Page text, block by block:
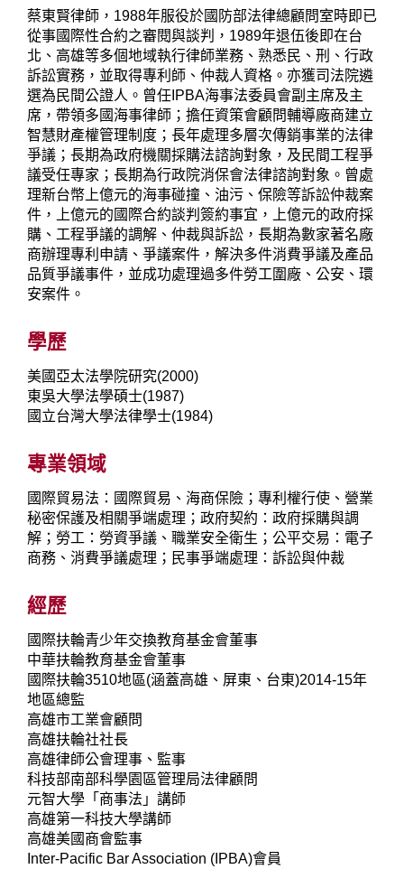
蔡東賢律師，1988年服役於國防部法律總顧問室時即已
從事國際性合約之審閱與談判，1989年退伍後即在台
北、高雄等多個地域執行律師業務、熟悉民、刑、行政
訴訟實務，並取得專利師、仲裁人資格。亦獲司法院遴
選為民間公證人。曾任IPBA海事法委員會副主席及主
席，帶領多國海事律師；擔任資策會顧問輔導廠商建立
智慧財產權管理制度；長年處理多層次傳銷事業的法律
爭議；長期為政府機關採購法諮詢對象，及民間工程爭
議受任專家；長期為行政院消保會法律諮詢對象。曾處
理新台幣上億元的海事碰撞、油污、保險等訴訟仲裁案
件，上億元的國際合約談判簽約事宜，上億元的政府採
購、工程爭議的調解、仲裁與訴訟，長期為數家著名廠
商辦理專利申請、爭議案件，解決多件消費爭議及產品
品質爭議事件，並成功處理過多件勞工圍廠、公安、環
安案件。
學歷
美國亞太法學院研究(2000)
東吳大學法學碩士(1987)
國立台灣大學法律學士(1984)
專業領域
國際貿易法：國際貿易、海商保險；專利權行使、營業
秘密保護及相關爭端處理；政府契約：政府採購與調
解；勞工：勞資爭議、職業安全衛生；公平交易：電子
商務、消費爭議處理；民事爭端處理：訴訟與仲裁
經歷
國際扶輪青少年交換教育基金會董事
中華扶輪教育基金會董事
國際扶輪3510地區(涵蓋高雄、屏東、台東)2014-15年
地區總監
高雄市工業會顧問
高雄扶輪社社長
高雄律師公會理事、監事
科技部南部科學園區管理局法律顧問
元智大學「商事法」講師
高雄第一科技大學講師
高雄美國商會監事
Inter-Pacific Bar Association (IPBA)會員